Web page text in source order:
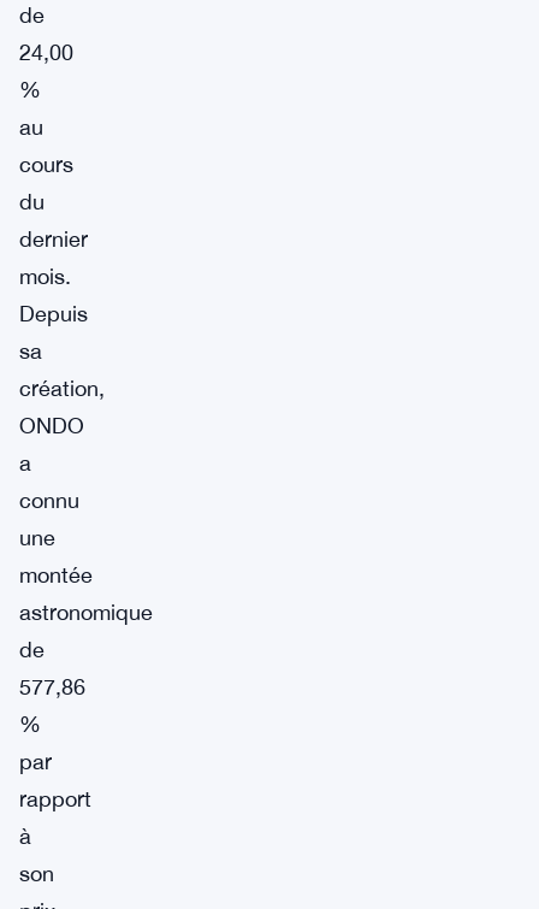
de
24,00
%
au
cours
du
dernier
mois.
Depuis
sa
création,
ONDO
a
connu
une
montée
astronomique
de
577,86
%
par
rapport
à
son